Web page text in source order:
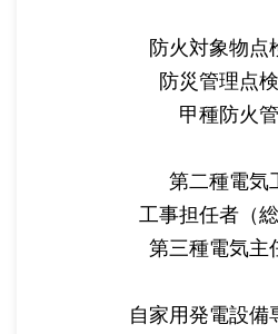
防火対象物点
防災管理点
甲種防火
第二種電気
工事担任者（総
第三種電気主
自家用発電設備